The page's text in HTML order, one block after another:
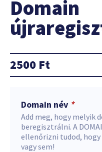
Domain
2500 Ft
Domain név *
Add meg, hogy melyik
beregisztrálni. A
ellenőrizni tudod, hogy
vagy sem!